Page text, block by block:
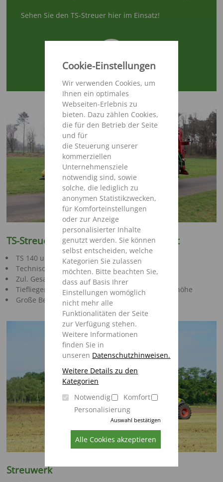
Cookie-Einstellungen
Wir verwenden Cookies, um
Ihnen ein optimales
Webseiten-Erlebnis zu
bieten. Dazu zählen Cookies,
die für den Betrieb der Seite
und für
die Steuerung unserer
kommerziellen
Unternehmensziele
notwendig sind, sowie
solche, die lediglich zu
anonymen Statistikzwecken,
für Komforteinstellungen
oder zur Anzeige
personalisierter Inhalte
genutzt werden. Sie können
selbst entscheiden, welche
Kategorien Sie zulassen
möchten. Bitte beachten Sie,
dass auf Basis Ihrer
Einstellungen womöglich
nicht mehr alle
Funktionalitäten der Seite
zur Verfügung stehen.
Weitere Informationen
finden Sie in
unseren Datenschutzhinweisen.
Weitere Details zu den
Kategorien
Notwendig
Komfort
Personalisierung
Auswahl bestätigen
Alle Cookies akzeptieren
Sehen Sie den TS-Streuer hier im Einsatz!
VIDEO ANSEHEN
TS-Streuer – Leistungsstark und robust
TS 140 und 160
Technisches Gesamtgewicht 14-16 t
Zul. Gesamtgewicht 13-14 t
Tiefliegender Schwerpunkt und niedrige Beladehöhe
Große Bereifung für geringen Rollwiderstand
Streuwerk